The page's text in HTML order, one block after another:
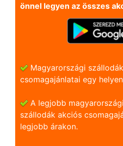
önnel legyen az összes
Magyarországi
csomagajánlatai egy
A legjobb
szállodák akciós
legjobb árakon.